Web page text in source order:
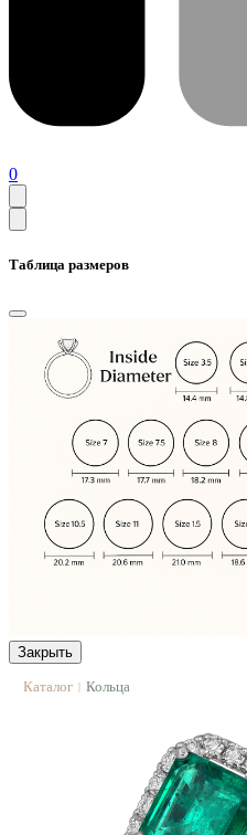
0
Таблица размеров
Закрыть
Каталог | Кольца